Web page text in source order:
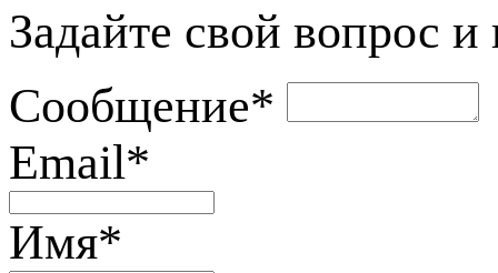
Задайте свой вопрос
Сообщение*
Email*
Имя*